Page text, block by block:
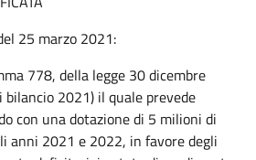
25 marzo 2021:
778, della legge 30 dicembre
bilancio 2021) il quale prevede
con una dotazione di 5 milioni di
anni 2021 e 2022, in favore degli